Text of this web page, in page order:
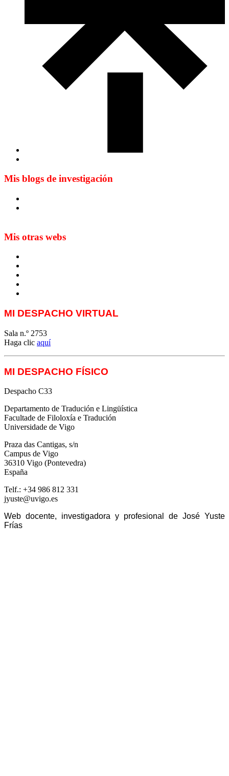
Mis blogs de investigación
Mis otras webs
MI DESPACHO VIRTUAL
Sala n.º 2753
Haga clic aquí
MI DESPACHO FÍSICO
Despacho C33
Departamento de Tradución e Lingüística
Facultade de Filoloxía e Tradución
Universidade de Vigo
Praza das Cantigas, s/n
Campus de Vigo
36310 Vigo (Pontevedra)
España
Telf.: +34 986 812 331
jyuste@uvigo.es
Web docente, investigadora y profesional de José Yuste
Frías